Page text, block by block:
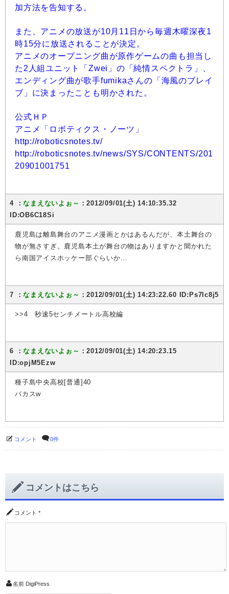
加方法を告知する。
また、アニメの放送が10月11日から毎週木曜深夜1
時15分に放送されることが決定。
アニメのオープニング曲が原作ゲームの曲も担当し
た2人組ユニット「Zwei」の「純情スペクトラ」、
エンディング曲が歌手fumikaさんの「海風のブレイ
ブ」に決まったことも明かされた。
公式ＨＰ
アニメ「ロボティクス・ノーツ」
http://roboticsnotes.tv/
http://roboticsnotes.tv/news/SYS/CONTENTS/201
20901001751
4 ：なまえないよぉ～ ：2012/09/01(土) 14:10:35.32
ID:OB6C18Si
鹿児島は離島舞台のアニメ漫画とかはあるんだが、本土舞台の
物が無さすぎ。鹿児島本土が舞台の物はありますかと聞かれた
ら南国アイスホッケー部ぐらいか...
7 ：なまえないよぉ～ ：2012/09/01(土) 14:23:22.60 ID:Ps7Ic8j5
>>4 秒速5センチメートル高校編
6 ：なまえないよぉ～ ：2012/09/01(土) 14:20:23.15
ID:opjM5Ezw
種子島中央高校[普通]40
バカスw
コメント 0件
コメントはこちら
コメント *
名前 DigiPress